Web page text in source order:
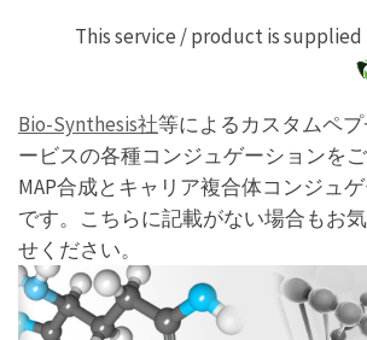
This service / product is supplied
Bio-Synthesis社等によるカスタムペ
ービスの各種コンジュゲーションをご
MAP合成とキャリア複合体コンジュ
です。こちらに記載がない場合もお
せください。